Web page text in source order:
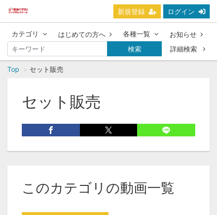
新規登録 ログイン
カテゴリ はじめての方へ 各種一覧
お知らせ
検索
詳細検索
Top セット販売
セット販売
このカテゴリの動画一覧